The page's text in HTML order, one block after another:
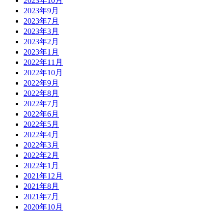
2023年9月
2023年7月
2023年3月
2023年2月
2023年1月
2022年11月
2022年10月
2022年9月
2022年8月
2022年7月
2022年6月
2022年5月
2022年4月
2022年3月
2022年2月
2022年1月
2021年12月
2021年8月
2021年7月
2020年10月